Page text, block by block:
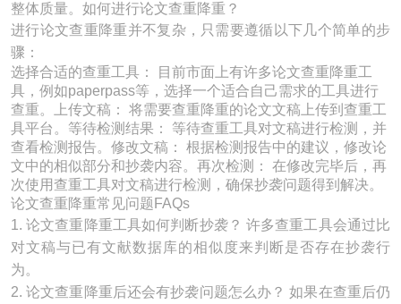
整体质量。如何进行论文查重降重？
进行论文查重降重并不复杂，只需要遵循以下几个简单的步
骤：
选择合适的查重工具： 目前市面上有许多论文查重降重工
具，例如paperpass等，选择一个适合自己需求的工具进行
查重。上传文稿： 将需要查重降重的论文文稿上传到查重工
具平台。等待检测结果： 等待查重工具对文稿进行检测，并
查看检测报告。修改文稿： 根据检测报告中的建议，修改论
文中的相似部分和抄袭内容。再次检测： 在修改完毕后，再
次使用查重工具对文稿进行检测，确保抄袭问题得到解决。
论文查重降重常见问题FAQs
1. 论文查重降重工具如何判断抄袭？ 许多查重工具会通过比
对文稿与已有文献数据库的相似度来判断是否存在抄袭行
为。
2. 论文查重降重后还会有抄袭问题怎么办？ 如果在查重后仍